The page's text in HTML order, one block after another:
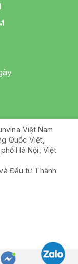
Việt Nam
Quốc Việt,
Hà Nội, Việt
Đầu tư Thành